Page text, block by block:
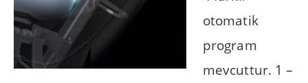
otomatik
program
mevcuttur. 1 –